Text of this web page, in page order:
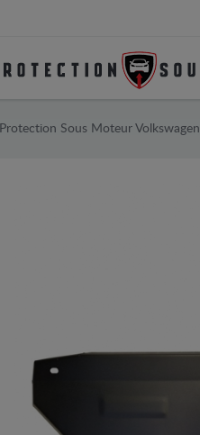
Protection Sous Moteur Volkswagen